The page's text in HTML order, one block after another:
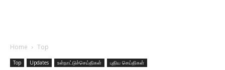
Home Top
Top Updates உள்நாட்டுச்செய்திகள் புதிய செய்திகள்